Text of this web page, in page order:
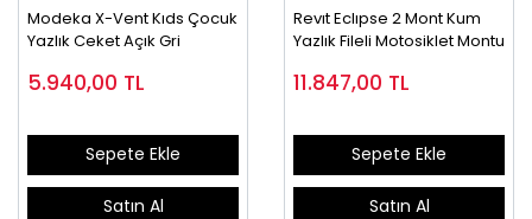
Modeka X-Vent Kıds Çocuk
Yazlık Ceket Açık Gri
5.940,00 TL
Sepete Ekle
Satın Al
Revıt Eclıpse 2 Mont Kum
Yazlık Fileli Motosiklet Montu
11.847,00 TL
Sepete Ekle
Satın Al